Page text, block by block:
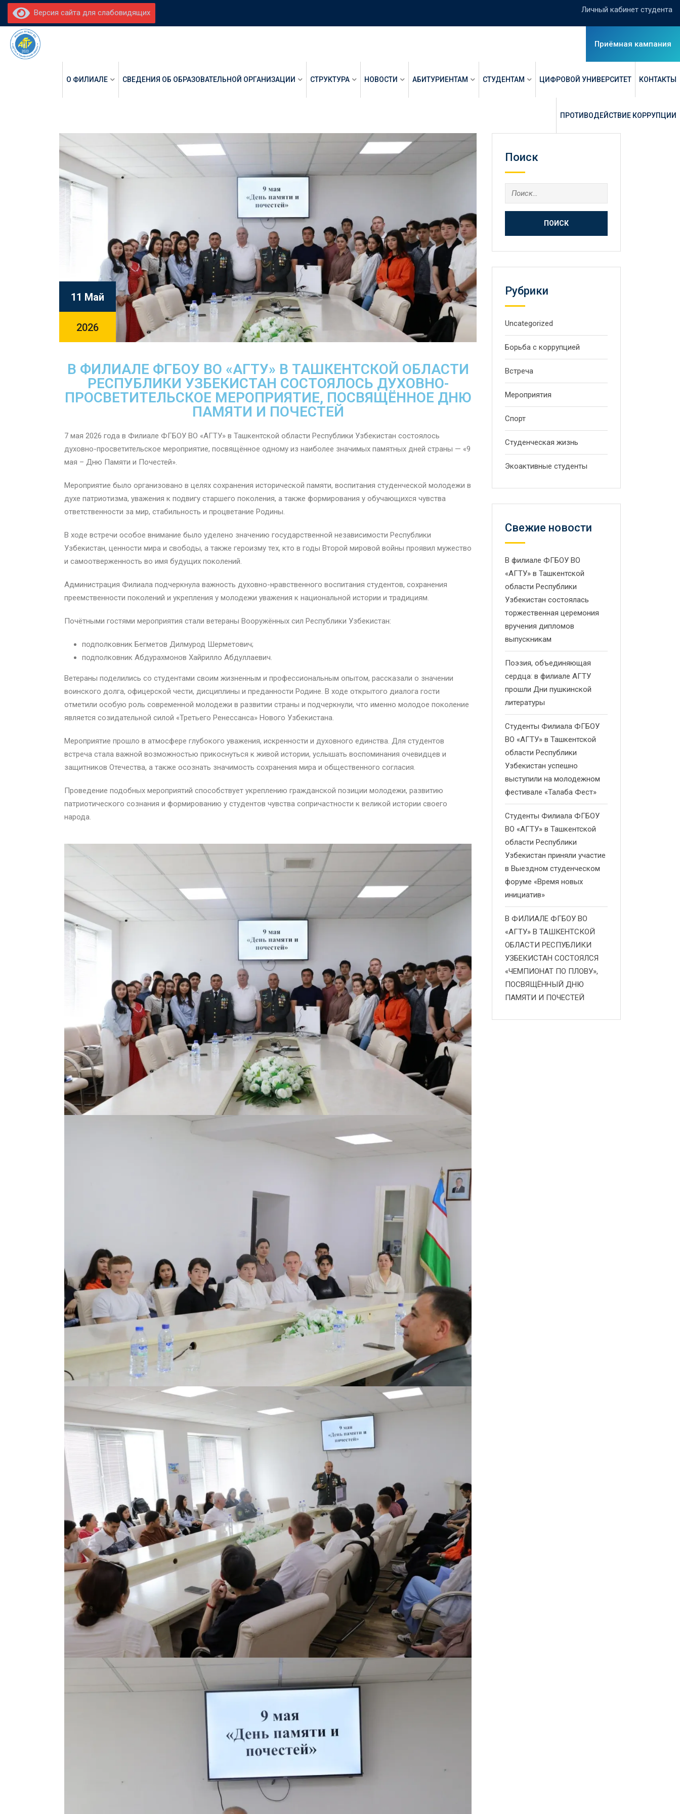
Версия сайта для слабовидящих Личный кабинет студента
Приёмная кампания
О ФИЛИАЛЕ СВЕДЕНИЯ ОБ ОБРАЗОВАТЕЛЬНОЙ ОРГАНИЗАЦИИ СТРУКТУРА НОВОСТИ АБИТУРИЕНТАМ СТУДЕНТАМ ЦИФРОВОЙ УНИВЕРСИТЕТ КОНТАКТЫ
ПРОТИВОДЕЙСТВИЕ КОРРУПЦИИ
11 Май
2026
В ФИЛИАЛЕ ФГБОУ ВО «АГТУ» В ТАШКЕНТСКОЙ ОБЛАСТИ
РЕСПУБЛИКИ УЗБЕКИСТАН СОСТОЯЛОСЬ ДУХОВНО-
ПРОСВЕТИТЕЛЬСКОЕ МЕРОПРИЯТИЕ, ПОСВЯЩЁННОЕ ДНЮ
ПАМЯТИ И ПОЧЕСТЕЙ
7 мая 2026 года в Филиале ФГБОУ ВО «АГТУ» в Ташкентской области Республики Узбекистан состоялось
духовно-просветительское мероприятие, посвящённое одному из наиболее значимых памятных дней страны — «9
мая – Дню Памяти и Почестей».
Мероприятие было организовано в целях сохранения исторической памяти, воспитания студенческой молодежи в
духе патриотизма, уважения к подвигу старшего поколения, а также формирования у обучающихся чувства
ответственности за мир, стабильность и процветание Родины.
В ходе встречи особое внимание было уделено значению государственной независимости Республики
Узбекистан, ценности мира и свободы, а также героизму тех, кто в годы Второй мировой войны проявил мужество
и самоотверженность во имя будущих поколений.
Администрация Филиала подчеркнула важность духовно-нравственного воспитания студентов, сохранения
преемственности поколений и укрепления у молодежи уважения к национальной истории и традициям.
Почётными гостями мероприятия стали ветераны Вооружённых сил Республики Узбекистан:
подполковник Бегметов Дилмурод Шерметович;
подполковник Абдурахмонов Хайрилло Абдуллаевич.
Ветераны поделились со студентами своим жизненным и профессиональным опытом, рассказали о значении
воинского долга, офицерской чести, дисциплины и преданности Родине. В ходе открытого диалога гости
отметили особую роль современной молодежи в развитии страны и подчеркнули, что именно молодое поколение
является созидательной силой «Третьего Ренессанса» Нового Узбекистана.
Мероприятие прошло в атмосфере глубокого уважения, искренности и духовного единства. Для студентов
встреча стала важной возможностью прикоснуться к живой истории, услышать воспоминания очевидцев и
защитников Отечества, а также осознать значимость сохранения мира и общественного согласия.
Проведение подобных мероприятий способствует укреплению гражданской позиции молодежи, развитию
патриотического сознания и формированию у студентов чувства сопричастности к великой истории своего
народа.
Поиск
Рубрики
Uncategorized
Борьба с коррупцией
Встреча
Мероприятия
Спорт
Студенческая жизнь
Экоактивные студенты
Свежие новости
В филиале ФГБОУ ВО
«АГТУ» в Ташкентской
области Республики
Узбекистан состоялась
торжественная церемония
вручения дипломов
выпускникам
Поэзия, объединяющая
сердца: в филиале АГТУ
прошли Дни пушкинской
литературы
Студенты Филиала ФГБОУ
ВО «АГТУ» в Ташкентской
области Республики
Узбекистан успешно
выступили на молодежном
фестивале «Талаба Фест»
Студенты Филиала ФГБОУ
ВО «АГТУ» в Ташкентской
области Республики
Узбекистан приняли участие
в Выездном студенческом
форуме «Время новых
инициатив»
В ФИЛИАЛЕ ФГБОУ ВО
«АГТУ» В ТАШКЕНТСКОЙ
ОБЛАСТИ РЕСПУБЛИКИ
УЗБЕКИСТАН СОСТОЯЛСЯ
«ЧЕМПИОНАТ ПО ПЛОВУ»,
ПОСВЯЩЁННЫЙ ДНЮ
ПАМЯТИ И ПОЧЕСТЕЙ